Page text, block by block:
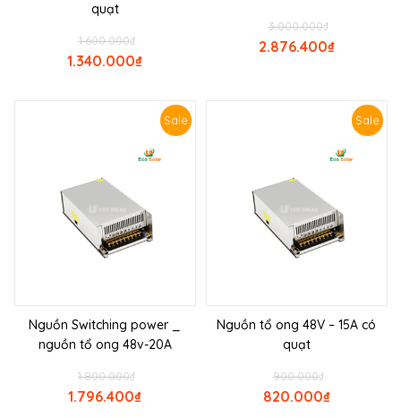
quạt
₫
1.600.000
₫
1.340.000
₫
3.000.000
₫
2.876.400
Sale
Nguồn Switching power _
nguồn tổ ong 48v-20A
₫
1.800.000
₫
1.796.400
Sale
Nguồn tổ ong 48V – 15A có
quạt
₫
900.000
₫
820.000